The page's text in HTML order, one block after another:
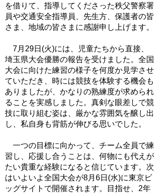
を借りて、指導してくださった秩父警察署
員や交通安全指導員、先生方、保護者の皆
さま、地域の皆さまに感謝申し上げます。
7月29日(火)には、児童たちから直接、
埼玉県大会優勝の報告を受けました。全国
大会に向けた練習の様子を何度か見学させ
ていただき、時には競技を体験する機会も
ありましたが、かなりの熟練度が求められ
ることを実感しました。真剣な眼差しで競
技に取り組む姿は、厳かな雰囲気を醸し出
し、私自身も背筋が伸びる思いでした。
一つの目標に向かって、チーム全員で練
習し、応援し合うことは、何物にも代えが
たい貴重な経験になると信じています。次
はいよいよ全国大会が8月6日(水)に東京ビ
ッグサイトで開催されます。目指せ、2年